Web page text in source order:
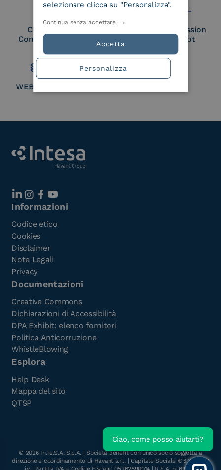
Cloud Signature
Consortium Member
European Commission
Large Scale Pilot
WEBUILD Consortium
l'e-Book gratuito
Informazioni
Codice etico
Cookies
Disclaimer
Note Legali
Privacy
Documentazioni
Creative Commons
Dichiarazioni di Accessibilità
DPA Exhibit: elenco fornitori
Politica Anticorruzione
WhistleBlowing
Esplora
Help Desk
Mappa del sito
QTSP
© 2026In.Te.S.A. S.p.A. | Società benefit con unico socio soggetta a
direzione e coordinamento di Havant s.r.l. | Capitale Sociale € 6.300.000
i.v. | Partita IVA e Codice Fiscale: 05262890014 | R.E.A. n. 696117
selezionare clicca su "Personalizza".
Accetta
Continua senza accettare
Personalizza
Ciao, come posso aiutarti?